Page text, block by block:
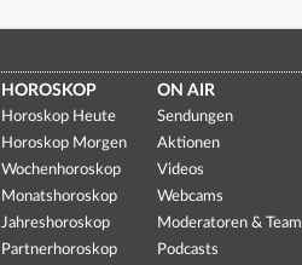
HOROSKOP
Horoskop Heute
Horoskop Morgen
Wochenhoroskop
Monatshoroskop
Jahreshoroskop
Partnerhoroskop
ON AIR
Sendungen
Aktionen
Videos
Webcams
Moderatoren & Team
Podcasts